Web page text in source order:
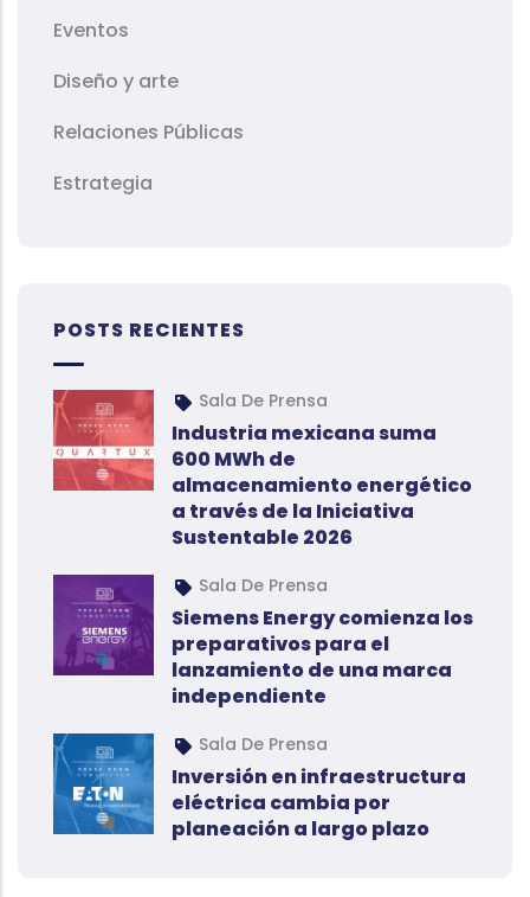
Eventos
Diseño y arte
Relaciones Públicas
Estrategia
POSTS RECIENTES
Sala De Prensa
Industria mexicana suma
600 MWh de
almacenamiento energético
a través de la Iniciativa
Sustentable 2026
Sala De Prensa
Siemens Energy comienza los
preparativos para el
lanzamiento de una marca
independiente
Sala De Prensa
Inversión en infraestructura
eléctrica cambia por
planeación a largo plazo